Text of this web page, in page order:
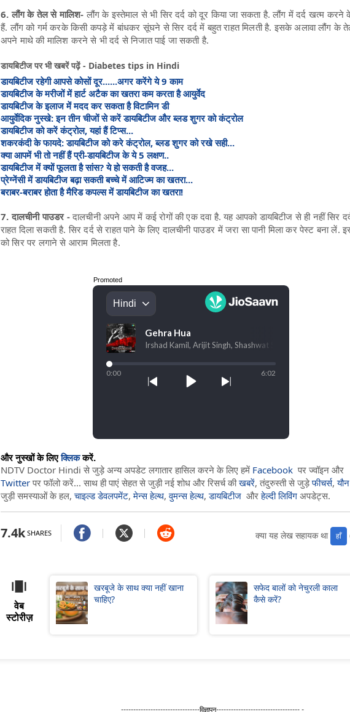
6. लौंग के तेल से मालिश-लौंग के इस्तेमाल से भी सिर दर्द को दूर किया जा सकता है. लौंग में दर्द खत्म करने
हैं. लौंग को गर्म करके किसी कपड़े में बांधकर सूंघने से सिर दर्द में बहुत राहत मिलती है. इसके अलावा लौंग के
अपने माथे की मालिश करने से भी दर्द से निजात पाई जा सकती है.
डायबिटीज पर भी खबरें पढ़ें - Diabetes tips in Hindi
डायबिटीज रहेगी आपसे कोसों दूर......अगर करेंगे ये 9 काम
डायबिटीज के मरीजों में हार्ट अटैक का खतरा कम करता है आयुर्वेद
डायबिटीज के इलाज में मदद कर सकता है विटामिन डी
आयुर्वेदिक नुस्खे: इन तीन चीजों से करें डायबिटीज और ब्लड शुगर को कंट्रोल
डायबिटीज को करें कंट्रोल, यहां हैं टिप्स...
शकरकंदी के फायदे: डायबिटीज को करे कंट्रोल, ब्लड शुगर को रखे सही...
क्‍या आपमें भी तो नहीं हैं प्री-डायबिटीज के ये 5 लक्षण..
डायबिटीज में क्यों फूलता है सांस? ये हो सकती है वजह...
प्रेग्नेंसी में डायबिटीज बढ़ा सकती बच्चे में आटिज्म का खतरा...
बराबर-बराबर होता है मैरिड कपल्स में डायबिटीज का खतरा!
7. दालचीनी पाउडर -दालचीनी अपने आप में कई रोगों की एक दवा है. यह आपको डायबिटीज से ही नहीं सिर
राहत दिला सकती है. सिर दर्द से राहत पाने के लिए दालचीनी पाउडर में जरा सा पानी मिला कर पेस्ट बना लें.
को सिर पर लगाने से आराम मिलता है.
Promoted
और नुस्खों के लिएक्लिककरें.
NDTV Doctor Hindi से जुड़े अन्य अपडेट लगातार हासिल करने के लिए हमें Facebook पर ज्वॉइन और
Twitterपर फॉलो करें... साथ ही पाएं सेहत से जुड़ी नई शोध और रिसर्च कीखबरें, तंदुरुस्ती से जुड़ेफीचर्स,
जुड़ी समस्याओं के हल,चाइल्ड डेवलपमेंट,मेन्स हेल्थ,वुमन्स हेल्थ,डायबिटीज औरहेल्दी लिविंग अपडेट्स.
7.4k SHARES क्या यह लेख सहायक था हाँ
वेब
स्टोरीज़
खरबूजे के साथ क्या नहीं खाना
चाहिए?
सफेद बालों को नेचुरली काला
कैसे करें?
--------------------------------विज्ञापन---------------------------------- -